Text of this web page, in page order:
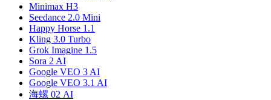
Minimax H3
Seedance 2.0 Mini
Happy Horse 1.1
Kling 3.0 Turbo
Grok Imagine 1.5
Sora 2 AI
Google VEO 3 AI
Google VEO 3.1 AI
海螺 02 AI